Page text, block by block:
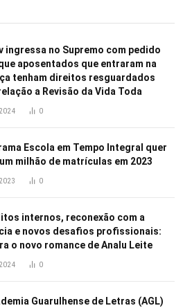
ingressa no Supremo com pedido
aposentados que entraram na
tenham direitos resguardados
a Revisão da Vida Toda
0
Escola em Tempo Integral quer
milhão de matrículas em 2023
0
internos, reconexão com a
e novos desafios profissionais:
o novo romance de Analu Leite
0
Guarulhense de Letras (AGL)